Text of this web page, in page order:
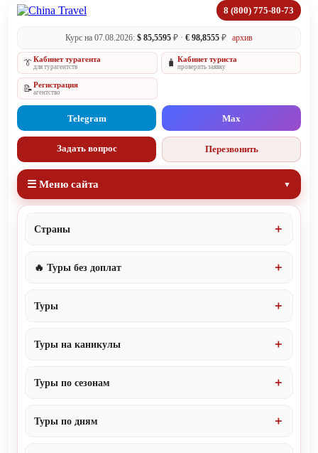
8 (800) 775-80-73
Курс на 07.08.2026: $ 85,5595 ₽ · € 98,8555 ₽ архив
👔Кабинет турагента
для турагентств 🧳 Кабинет туриста
проверить заявку
📝Регистрация
агентство
Telegram Max
Задать вопрос Перезвонить
☰ Меню сайта
Страны
🔥 Туры без доплат
Туры
Туры на каникулы
Туры по сезонам
Туры по дням